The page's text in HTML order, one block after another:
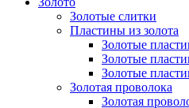
Золотые слитки
Пластины из золота
Золотые
Золотые
Золотые
Золотая проволока
Золотая